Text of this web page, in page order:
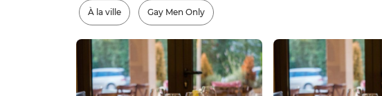
À la ville Gay Men Only